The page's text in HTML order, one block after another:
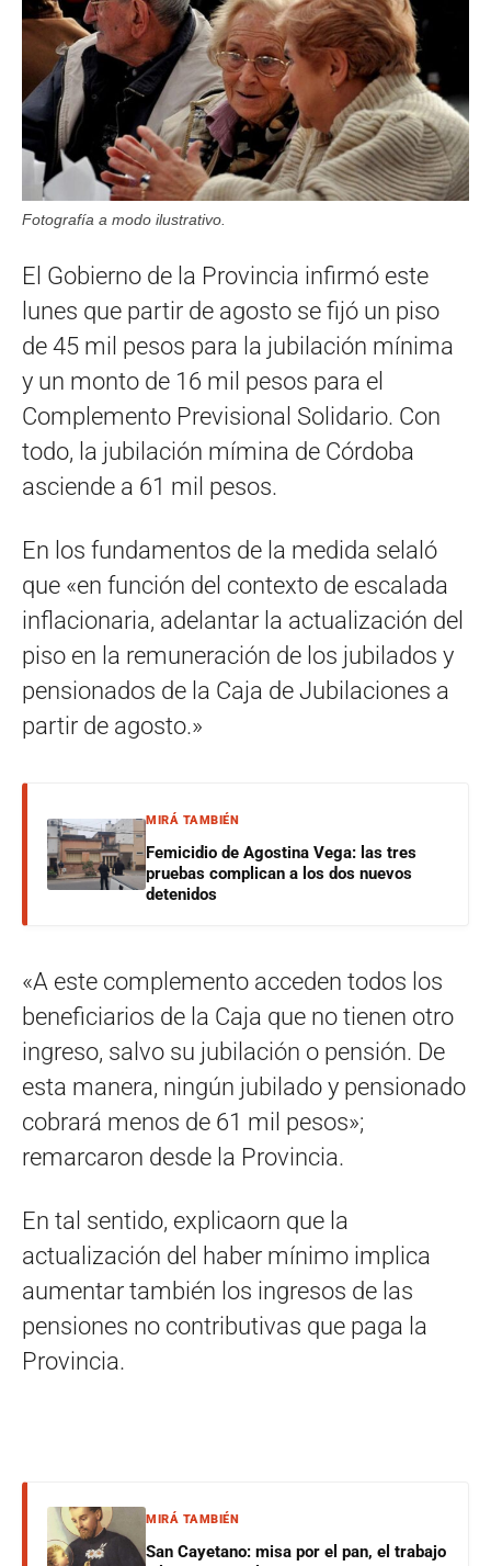
Fotografía a modo ilustrativo.
El Gobierno de la Provincia infirmó este
lunes que partir de agosto se fijó un piso
de 45 mil pesos para la jubilación mínima
y un monto de 16 mil pesos para el
Complemento Previsional Solidario. Con
todo, la jubilación mímina de Córdoba
asciende a 61 mil pesos.
En los fundamentos de la medida selaló
que «en función del contexto de escalada
inflacionaria, adelantar la actualización del
piso en la remuneración de los jubilados y
pensionados de la Caja de Jubilaciones a
partir de agosto.»
MIRÁ TAMBIÉN
Femicidio de Agostina Vega: las tres
pruebas complican a los dos nuevos
detenidos
«A este complemento acceden todos los
beneficiarios de la Caja que no tienen otro
ingreso, salvo su jubilación o pensión. De
esta manera, ningún jubilado y pensionado
cobrará menos de 61 mil pesos»;
remarcaron desde la Provincia.
En tal sentido, explicaorn que la
actualización del haber mínimo implica
aumentar también los ingresos de las
pensiones no contributivas que paga la
Provincia.
entradas
MIRÁ TAMBIÉN
San Cayetano: misa por el pan, el trabajo